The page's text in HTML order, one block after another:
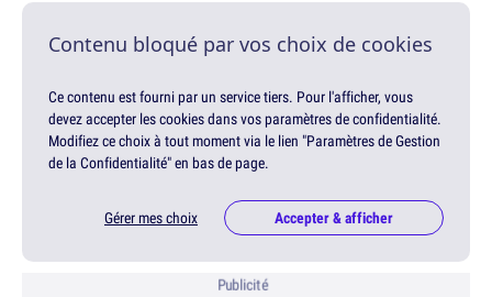
Contenu bloqué par vos choix de cookies
Ce contenu est fourni par un service tiers. Pour l'afficher, vous
devez accepter les cookies dans vos paramètres de confidentialité.
Modifiez ce choix à tout moment via le lien "Paramètres de Gestion
de la Confidentialité" en bas de page.
Gérer mes choix Accepter & afficher
Publicité